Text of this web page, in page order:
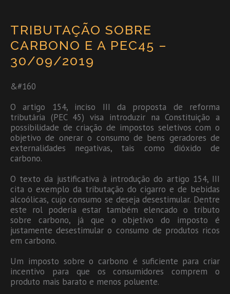
TRIBUTAÇÃO SOBRE
CARBONO E A PEC45 –
30/09/2019
&#160
O artigo 154, inciso III da proposta de reforma
tributária (PEC 45) visa introduzir na Constituição a
possibilidade de criação de impostos seletivos com o
objetivo de onerar o consumo de bens geradores de
externalidades negativas, tais como dióxido de
carbono.
O texto da justificativa à introdução do artigo 154, III
cita o exemplo da tributação do cigarro e de bebidas
alcoólicas, cujo consumo se deseja desestimular. Dentre
este rol poderia estar também elencado o tributo
sobre carbono, já que o objetivo do imposto é
justamente desestimular o consumo de produtos ricos
em carbono.
Um imposto sobre o carbono é suficiente para criar
incentivo para que os consumidores comprem o
produto mais barato e menos poluente.